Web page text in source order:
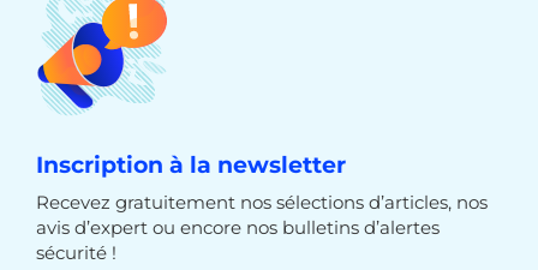
Inscription à la newsletter
Recevez gratuitement nos sélections d’articles, nos
avis d’expert ou encore nos bulletins d’alertes
sécurité !